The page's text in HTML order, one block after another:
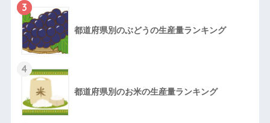
3
都道府県別のぶどうの生産量ランキング
4
都道府県別のお米の生産量ランキング